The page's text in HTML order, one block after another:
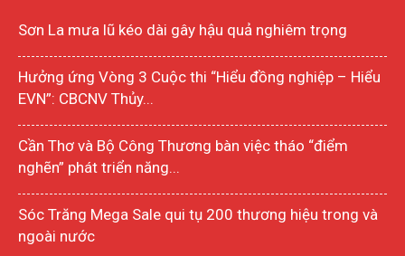
Sơn La mưa lũ kéo dài gây hậu quả nghiêm trọng
Hưởng ứng Vòng 3 Cuộc thi “Hiểu đồng nghiệp – Hiểu
EVN”: CBCNV Thủy...
Cần Thơ và Bộ Công Thương bàn việc tháo “điểm
nghẽn” phát triển năng...
Sóc Trăng Mega Sale qui tụ 200 thương hiệu trong và
ngoài nước